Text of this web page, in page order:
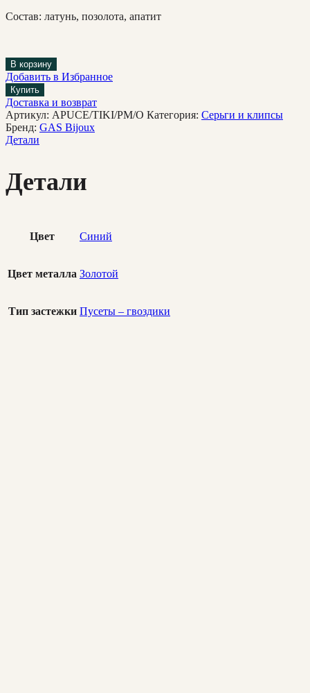
Состав: латунь, позолота, апатит
В корзину
Добавить в Избранное
Купить
Доставка и возврат
Артикул: APUCE/TIKI/PM/O Категория: Cерьги и клипсы
Бренд: GAS Bijoux
Детали
Детали
Цвет Синий
Цвет металла Золотой
Тип застежки Пусеты – гвоздики